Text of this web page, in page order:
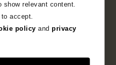
relevant content.
accept.
policy andprivacy
, 1889